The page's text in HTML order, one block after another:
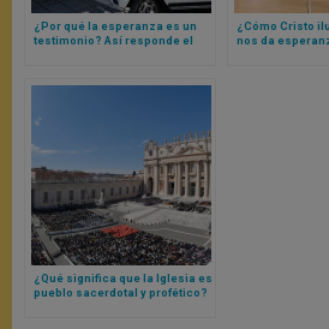
¿Por qué la esperanza es un
testimonio? Así responde el
¿Cómo Cristo
nos da
¿Qué significa que la Iglesia es
pueblo sacerdotal y profético?